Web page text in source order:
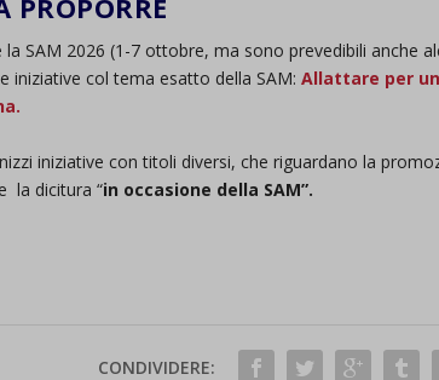
PROPORRE
la SAM 2026 (1-7 ottobre, ma sono prevedibili anche
iniziative col tema esatto della SAM: Allattare per
iniziative con titoli diversi, che riguardano la
la dicitura “in occasione della SAM”.
CONDIVIDERE: